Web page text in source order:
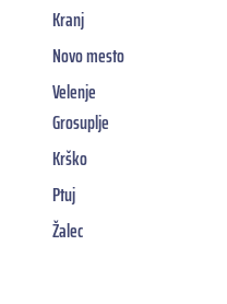
Kranj
Novo mesto
Velenje
Grosuplje
Krško
Ptuj
Žalec